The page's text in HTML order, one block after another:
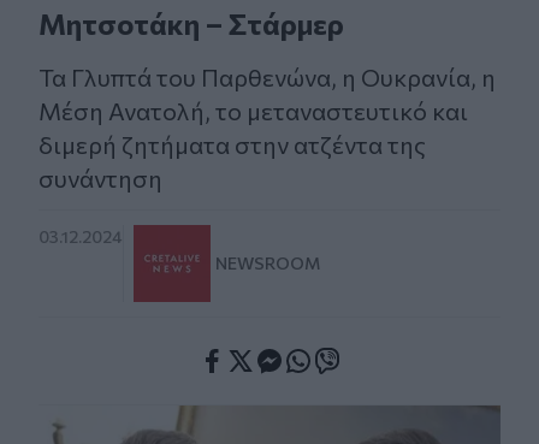
Μητσοτάκη – Στάρμερ
Τα Γλυπτά του Παρθενώνα, η Ουκρανία, η
Μέση Ανατολή, το μεταναστευτικό και
διμερή ζητήματα στην ατζέντα της
συνάντηση
03.12.2024
NEWSROOM